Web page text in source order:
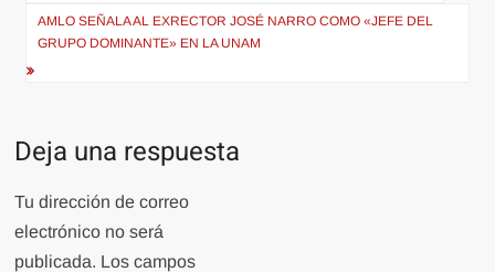
de
entradas
AMLO SEÑALA AL EXRECTOR JOSÉ NARRO COMO «JEFE DEL
GRUPO DOMINANTE» EN LA UNAM
Deja una respuesta
Tu dirección de correo
electrónico no será
publicada. Los campos